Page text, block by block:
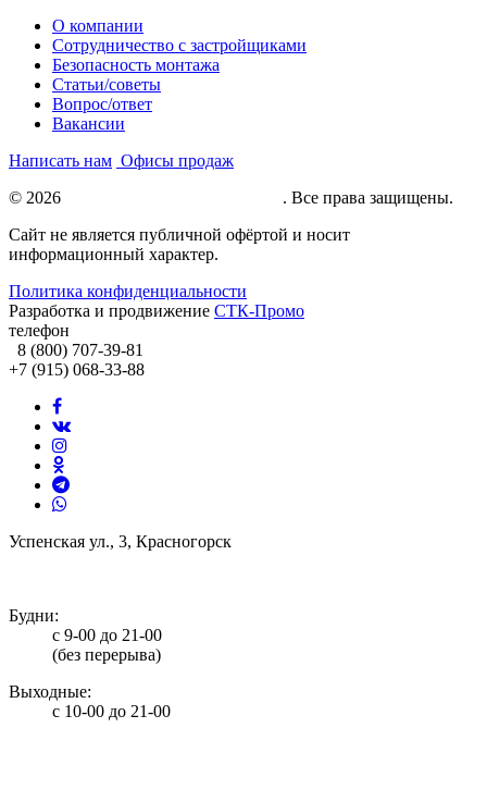
О компании
Сотрудничество с застройщиками
Безопасность монтажа
Статьи/советы
Вопрос/ответ
Вакансии
Написать нам Офисы продаж
© 2026
. Все права защищены.
Сайт не является публичной офёртой и носит
информационный характер.
Политика конфиденциальности
Разработка и продвижение СТК-Промо
телефон
8 (800) 707-39-81
+7 (915) 068-33-88
Успенская ул., 3, Красногорск
Будни:
с 9-00 до 21-00
(без перерыва)
Выходные:
с 10-00 до 21-00